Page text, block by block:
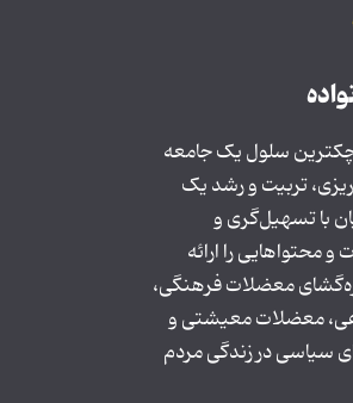
سلول یک جامعه
تربیت و رشد یک
با تسهیل‌گری و
محتواهایی را ارائه
معضلات فرهنگی،
معضلات معیشتی و
سیاسی در زندگی مردم